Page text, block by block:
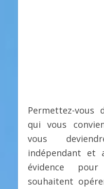
Permettez-vous
qui vous
vous
indépendant et
évidence
souhaitent